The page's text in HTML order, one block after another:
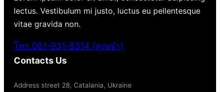
lectus. Vestibulum mi justo, luctus eu pellentesque
vitae gravida non.
โทร.081-931-8314 (คุณจ๋า)
Contacts Us
Address street 28, Catalania, Ukraine